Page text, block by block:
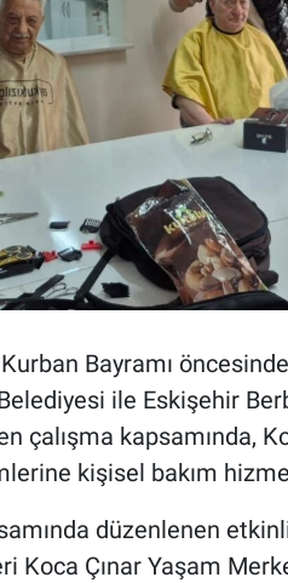
Bayramı
ile Eskişehir
çalışma kapsamında,
kişisel bakım
düzenlenen
Koca Çınar Yaşam